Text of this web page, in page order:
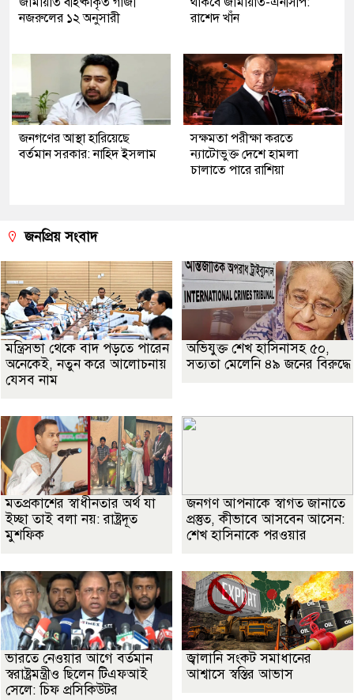
নজরুলের ১২ অনুসারী
রাশেদ খাঁন
জনগণের আস্থা হারিয়েছে
বর্তমান সরকার: নাহিদ ইসলাম
সক্ষমতা পরীক্ষা করতে
ন্যাটোভুক্ত দেশে হামলা
চালাতে পারে রাশিয়া
জনপ্রিয় সংবাদ
মন্ত্রিসভা থেকে বাদ পড়তে পারেন
অনেকেই, নতুন করে আলোচনায়
যেসব নাম
অভিযুক্ত শেখ হাসিনাসহ ৫০,
সত্যতা মেলেনি ৪৯ জনের বিরুদ্ধে
মতপ্রকাশের স্বাধীনতার অর্থ যা
ইচ্ছা তাই বলা নয়: রাষ্ট্রদূত
মুশফিক
জনগণ আপনাকে স্বাগত জানাতে
প্রস্তুত, কীভাবে আসবেন আসেন:
শেখ হাসিনাকে পরওয়ার
ভারতে নেওয়ার আগে বর্তমান
স্বরাষ্ট্রমন্ত্রীও ছিলেন টিএফআই
সেলে: চিফ প্রসিকিউটর
জ্বালানি সংকট সমাধানের
আশ্বাসে স্বস্তির আভাস